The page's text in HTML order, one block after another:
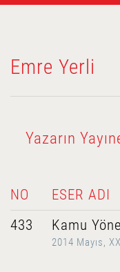
Emre Yerli
Yazarın
NO
ESER ADI
433
Kamu
2014 Mayıs,